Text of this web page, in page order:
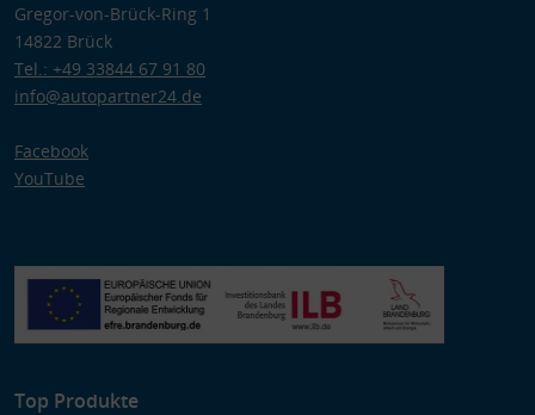
Gregor-von-Brück-Ring 1
14822 Brück
Tel.: +49 33844 67 91 80
info@autopartner24.de
Facebook
YouTube
Top Produkte